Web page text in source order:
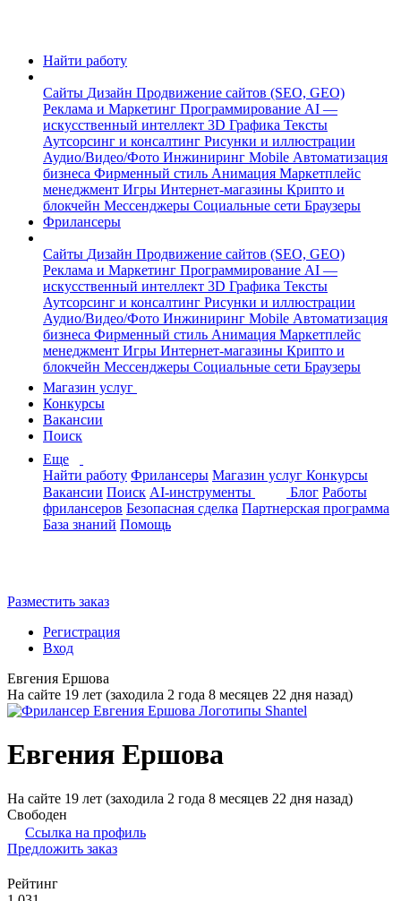
Найти работу
Сайты Дизайн Продвижение сайтов (SEO, GEO)
Реклама и Маркетинг Программирование AI —
искусственный интеллект 3D Графика Тексты
Аутсорсинг и консалтинг Рисунки и иллюстрации
Аудио/Видео/Фото Инжиниринг Mobile Автоматизация
бизнеса Фирменный стиль Анимация Маркетплейс
менеджмент Игры Интернет-магазины Крипто и
блокчейн Мессенджеры Социальные сети Браузеры
Фрилансеры
Сайты Дизайн Продвижение сайтов (SEO, GEO)
Реклама и Маркетинг Программирование AI —
искусственный интеллект 3D Графика Тексты
Аутсорсинг и консалтинг Рисунки и иллюстрации
Аудио/Видео/Фото Инжиниринг Mobile Автоматизация
бизнеса Фирменный стиль Анимация Маркетплейс
менеджмент Игры Интернет-магазины Крипто и
блокчейн Мессенджеры Социальные сети Браузеры
Магазин услуг
Конкурсы
Вакансии
Поиск
Еще
Найти работу Фрилансеры Магазин услуг Конкурсы
Вакансии Поиск AI-инструменты Блог Работы
фрилансеров Безопасная сделка Партнерская программа
База знаний Помощь
Разместить заказ
Регистрация
Вход
Евгения Ершова
На сайте 19 лет (заходила 2 года 8 месяцев 22 дня назад)
Евгения Ершова
На сайте 19 лет (заходила 2 года 8 месяцев 22 дня назад)
Свободен
Ссылка на профиль
Предложить заказ
Рейтинг